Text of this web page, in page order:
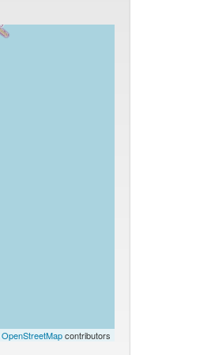
OpenStreetMapcontributors